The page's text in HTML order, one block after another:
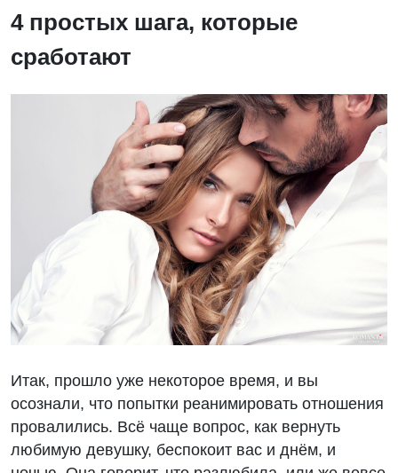
4 простых шага, которые
сработают
Итак, прошло уже некоторое время, и вы
осознали, что попытки реанимировать отношения
провалились. Всё чаще вопрос, как вернуть
любимую девушку, беспокоит вас и днём, и